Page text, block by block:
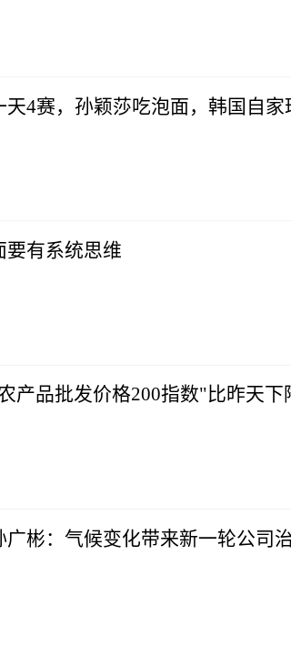
4赛，孙颖莎吃泡面，韩国自家
要有系统思维
产品批发价格200指数"比昨天下
广彬：气候变化带来新一轮公司